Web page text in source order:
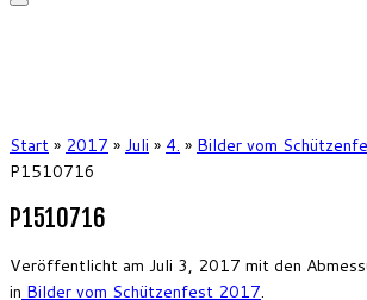
Start » 2017 » Juli » 4. » Bilder vom
P1510716
P1510716
Veröffentlicht am Juli 3, 2017 mit den
in Bilder vom Schützenfest 2017.